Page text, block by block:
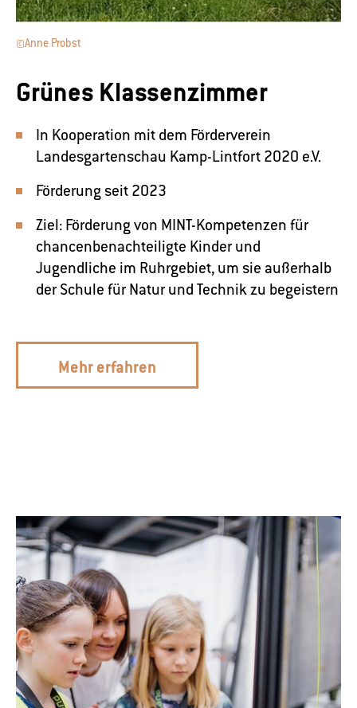
©Anne Probst
Grünes Klassenzimmer
In Kooperation mit dem Förderverein
Landesgartenschau Kamp-Lintfort 2020 e.V.
Förderung seit 2023
Ziel: Förderung von MINT-Kompetenzen für
chancenbenachteiligte Kinder und
Jugendliche im Ruhrgebiet, um sie außerhalb
der Schule für Natur und Technik zu begeistern
Mehr erfahren